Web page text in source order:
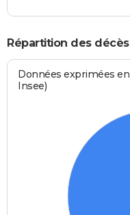
Répartition des décès
Données exprimées
Insee)